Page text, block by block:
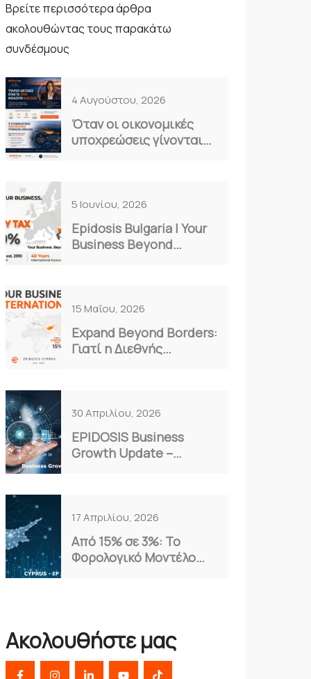
Βρείτε περισσότερα άρθρα
ακολουθώντας τους παρακάτω
συνδέσμους
4 Αυγούστου, 2026
Όταν οι οικονομικές
υποχρεώσεις γίνονται
5 Ιουνίου, 2026
Epidosis Bulgaria | Your
Business Beyond
15 Μαΐου, 2026
Expand Beyond Borders:
Γιατί η Διεθνής
30 Απριλίου, 2026
EPIDOSIS Business
Growth Update –
17 Απριλίου, 2026
Από 15% σε 3%: Το
Φορολογικό Μοντέλο
Ακολουθήστε μας
F I L Y T